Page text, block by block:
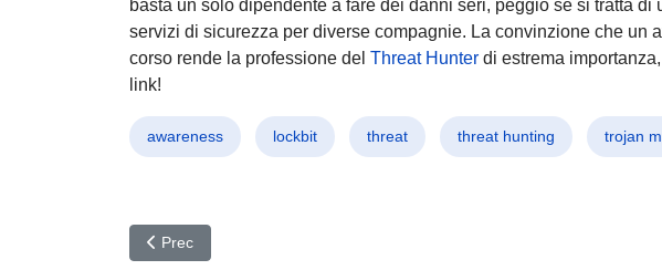
basta un solo dipendente a fare dei danni seri, peggio se si tratta di
servizi di sicurezza per diverse compagnie. La convinzione che un
corso rende la professione del Threat Hunter di estrema
link!
awareness lockbit threat threat hunting trojan
Articolo precedente: Lockfile un clone di Lockbit ma con una marcia in più
Prec